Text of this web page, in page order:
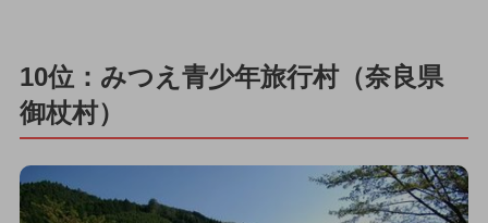
10位：みつえ青少年旅行村（奈良県
御杖村）